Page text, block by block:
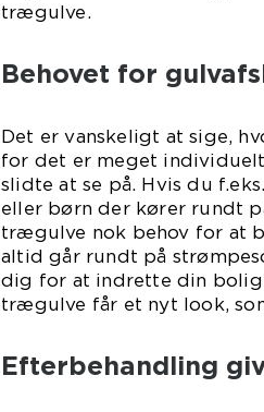
trægulve.
Behovet for
Det er vanskeligt at sige,
for det er meget
slidte at se på. Hvis du
eller børn der kører rundt
trægulve nok behov for at
altid går rundt på
dig for at indrette din bolig
trægulve får et nyt look,
Efterbehandling